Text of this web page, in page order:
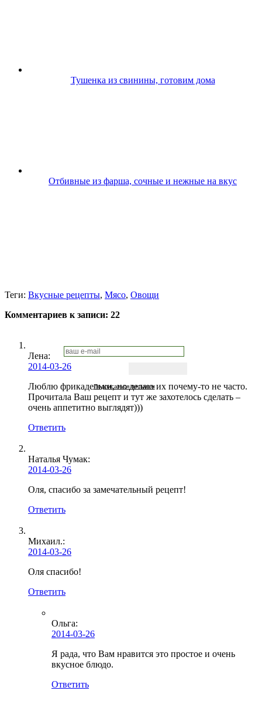
Тушенка из свинины, готовим дома
Отбивные из фарша, сочные и нежные на вкус
Подписаться письмом
Теги: Вкусные рецепты, Мясо, Овощи
Комментариев к записи: 22
Лена:
2014-03-26
Люблю фрикадельки, но делаю их почему-то не часто.
Прочитала Ваш рецепт и тут же захотелось сделать –
очень аппетитно выглядят)))
Ответить
Наталья Чумак:
2014-03-26
Оля, спасибо за замечательный рецепт!
Ответить
Михаил.:
2014-03-26
Оля спасибо!
Ответить
Ольга:
2014-03-26
Я рада, что Вам нравится это простое и очень
вкусное блюдо.
Ответить